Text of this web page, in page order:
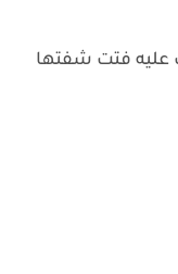
عليه فتت شفتها